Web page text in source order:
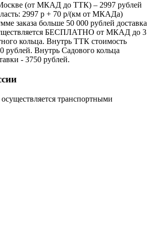
(от МКАД до ТТК) – 2997 рублей
2997 р + 70 р/(км от МКАДа)
заказа больше 50 000 рублей доставка
БЕСПЛАТНО от МКАД до 3
кольца. Внутрь ТТК стоимость
рублей. Внутрь Садового кольца
- 3750 рублей.
транспортными